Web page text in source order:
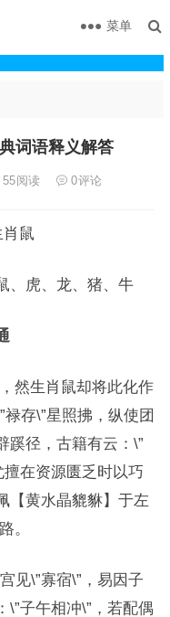
菜单
词语释义解答
阅读 0评论
鼠
、虎、龙、猪、牛
然生肖鼠却将此化作
存\”星照拂，纵使团
蹊径，古籍有云：\”
在资源匮乏时以巧
【黄水晶貔貅】于左
。
见\”寡宿\”，易因子
子午相冲\”，若配偶